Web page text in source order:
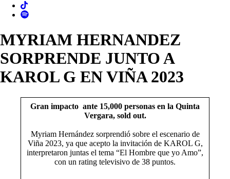
MYRIAM HERNANDEZ
SORPRENDE JUNTO A
KAROL G EN VIÑA 2023
Gran impacto ante 15,000 personas en la Quinta
Vergara, sold out.
Myriam Hernández sorprendió sobre el escenario de
Viña 2023, ya que acepto la invitación de KAROL G,
interpretaron juntas el tema “El Hombre que yo Amo”,
con un rating televisivo de 38 puntos.